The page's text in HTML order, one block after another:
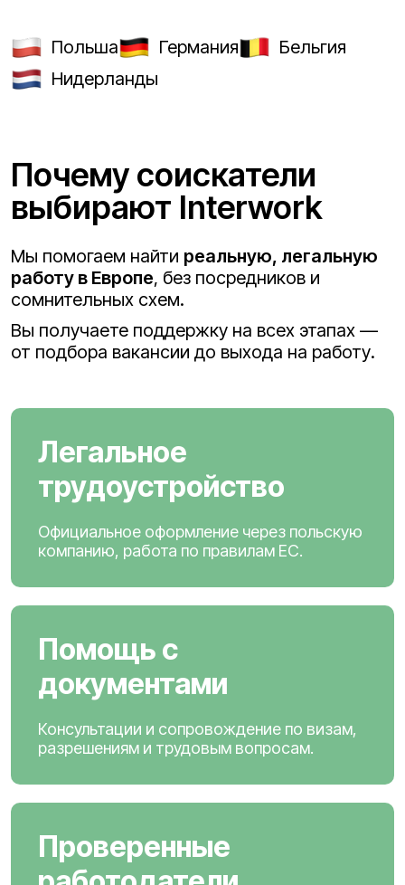
Польша Германия
Бельгия
Нидерланды
Почему соискатели
выбирают Interwork
Мы помогаем найти реальную, легальную
работу в Европе, без посредников и
сомнительных схем.
Вы получаете поддержку на всех этапах —
от подбора вакансии до выхода на работу.
Легальное
трудоустройство
Официальное оформление через польскую
компанию, работа по правилам ЕС.
Помощь с
документами
Консультации и сопровождение по визам,
разрешениям и трудовым вопросам.
Проверенные